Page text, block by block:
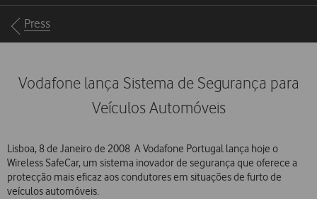
Breadcrumbs
Press
Vodafone lança Sistema de Segurança para
Veículos Automóveis
Lisboa, 8 de Janeiro de 2008  A Vodafone Portugal lança hoje o
Wireless SafeCar, um sistema inovador de segurança que oferece a
protecção mais eficaz aos condutores em situações de furto de
veículos automóveis.